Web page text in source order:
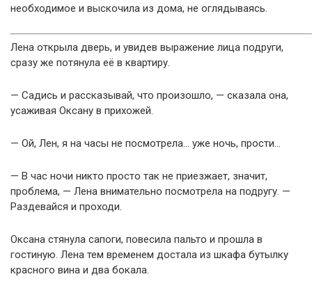
необходимое и выскочила из дома, не оглядываясь.
Лена открыла дверь, и увидев выражение лица подруги,
сразу же потянула её в квартиру.
— Садись и рассказывай, что произошло, — сказала она,
усаживая Оксану в прихожей.
— Ой, Лен, я на часы не посмотрела… уже ночь, прости…
— В час ночи никто просто так не приезжает, значит,
проблема, — Лена внимательно посмотрела на подругу. —
Раздевайся и проходи.
Оксана стянула сапоги, повесила пальто и прошла в
гостиную. Лена тем временем достала из шкафа бутылку
красного вина и два бокала.